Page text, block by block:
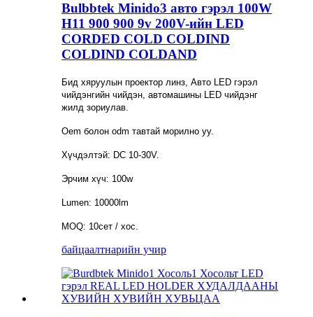
Bulbbtek Minido3 авто гэрэл 100W
H11 900 900 9v 200V-ийн LED
CORDED COLD COLDIND
COLDIND COLDAND
Бид хяруулын проектор линз, Авто LED гэрэл
чийдэнгийн чийдэн, автомашины LED чийдэнг
жилд зориулав.
Oem болон odm тавтай морилно уу.
Хүчдэлтэй: DC 10-30V.
Эрчим хүч: 100w
Lumen: 10000lm
MOQ: 10сет / хос.
байцаалтнарийн учир